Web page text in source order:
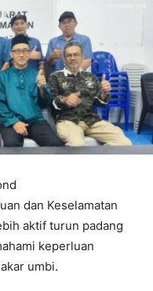
dan Keselamatan
aktif turun padang
keperluan
umbi.